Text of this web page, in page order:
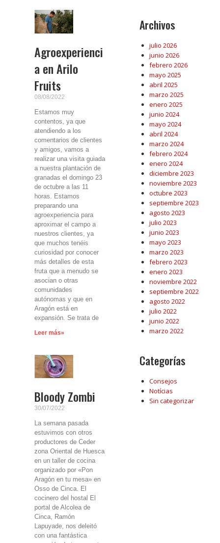
Agroexperienci
a en Arilo
Fruits
08/08/2022
Estamos muy
contentos, ya que
atendiendo a los
comentarios de clientes
y amigos, vamos a
realizar una visita guiada
a nuestra plantación de
granadas el domingo 23
de octubre a las 11
horas. Estamos
preparando una
agroexperiencia para
aproximar el campo a
nuestros clientes, ya
que muchos tenéis
curiosidad por conocer
más detalles de esta
fruta que a menudo se
asocian o otras
comunidades
autónomas y que en
Aragón está en
expansión. Se trata de
Leer más»
Bloody Zombi
30/07/2022
La semana pasada
estuvimos con otros
productores de Ceder
zona Oriental de Huesca
en un taller de cocina
organizado por «Pon
Aragón en tu mesa» en
Osso de Cinca. El
cocinero del hostal El
portal de Alcolea de
Cinca, Ramón
Lapuyade, nos deleitó
con una fantástica
Archivos
julio 2026
junio 2026
febrero 2026
mayo 2025
abril 2025
marzo 2025
enero 2025
junio 2024
mayo 2024
abril 2024
marzo 2024
febrero 2024
enero 2024
diciembre 2023
noviembre 2023
octubre 2023
septiembre 2023
agosto 2023
julio 2023
junio 2023
mayo 2023
marzo 2023
febrero 2023
enero 2023
noviembre 2022
septiembre 2022
agosto 2022
julio 2022
junio 2022
marzo 2022
Categorías
Consejos
Notícias
Sin categorizar